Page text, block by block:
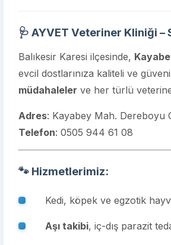
🩺 AYVET Veteriner Kliniği –
Balıkesir Karesi ilçesinde,
evcil dostlarınıza kaliteli ve
müdahaleler ve her türlü
Adres: Kayabey Mah. Dereboyu
Telefon: 0505 944 61 08
🐾 Hizmetlerimiz:
Kedi, köpek ve egzotik
Aşı takibi, iç-dış parazit